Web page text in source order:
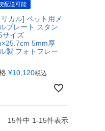
配送可能
カル] ペット用メ
プレート スタン
サイズ
5mm厚
製 フォトフレー
¥10,120税込
15件中 1-15件表示